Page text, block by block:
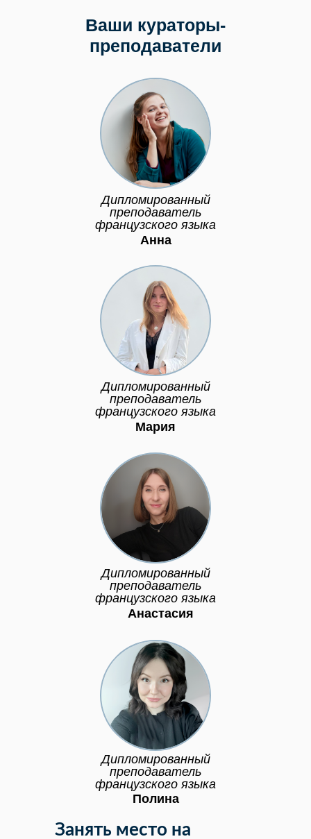
Ваши кураторы-
преподаватели
Дипломированный
преподаватель
французского языка
Полина
Дипломированный
преподаватель
французского языка
Анна
Дипломированный
преподаватель
французского языка
Анастасия
Дипломированный
преподаватель
французского языка
Мария
Занять место на